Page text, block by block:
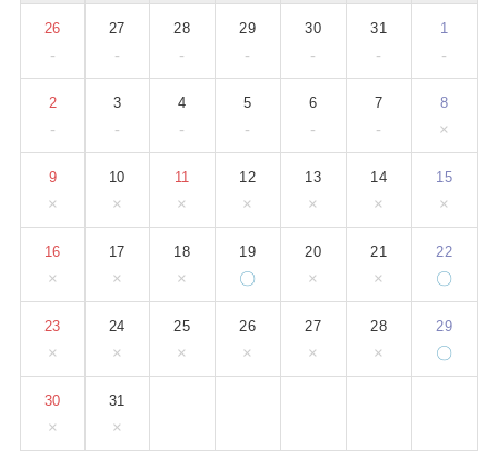
26
-
27
-
28
-
29
-
30
-
31
-
1
-
2
-
3
-
4
-
5
-
6
-
7
-
8
×
9
×
10
×
11
×
12
×
13
×
14
×
15
×
16
×
17
×
18
×
19
〇
20
×
21
×
22
〇
23
×
24
×
25
×
26
×
27
×
28
×
29
〇
30
×
31
×